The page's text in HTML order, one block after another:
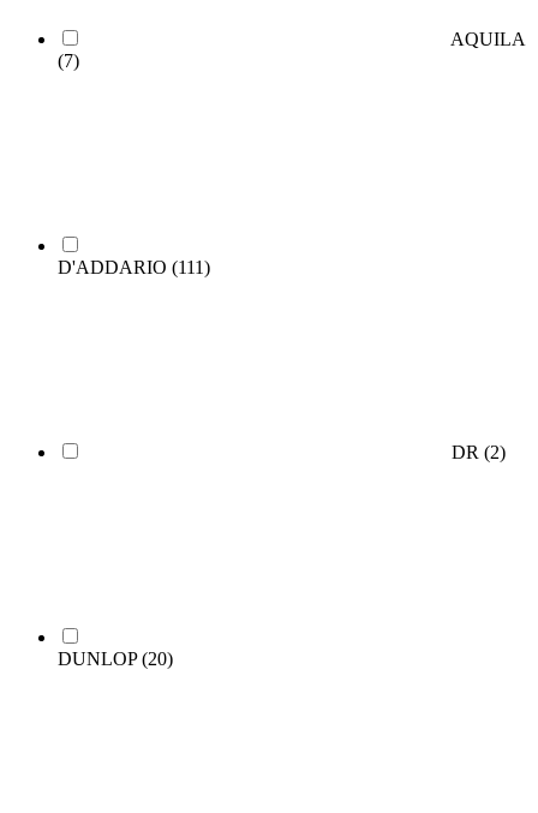
AQUILA
(7)
D'ADDARIO (111)
DR (2)
DUNLOP(20)